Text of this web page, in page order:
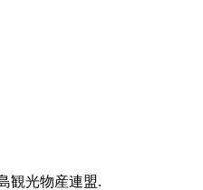
観光物産連盟.